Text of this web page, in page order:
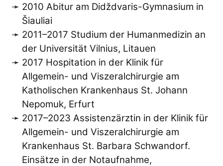
2010 Abitur am Didždvaris-Gymnasium in
Šiauliai
2011–2017 Studium der Humanmedizin an
der Universität Vilnius, Litauen
2017 Hospitation in der Klinik für
Allgemein- und Viszeralchirurgie am
Katholischen Krankenhaus St. Johann
Nepomuk, Erfurt
2017–2023 Assistenzärztin in der Klinik für
Allgemein- und Viszeralchirurgie am
Krankenhaus St. Barbara Schwandorf.
Einsätze in der Notaufnahme,